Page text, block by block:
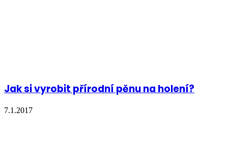
Jak si vyrobit přírodní pěnu na holení?
7.1.2017